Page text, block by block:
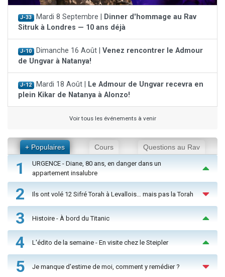
J-33 Mardi 8 Septembre |
Dinner d'hommage au Rav
Sitruk à Londres — 10 ans déjà
J-10 Dimanche 16 Août | Venez rencontrer le Admour
de Ungvar à Natanya!
J-12 Mardi 18 Août |
Le Admour de Ungvar recevra en
plein Kikar de Natanya à Alonzo!
Voir tous les événements à venir
+ Populaires Cours Questions au Rav
1
URGENCE - Diane, 80 ans, en danger dans un
appartement insalubre
2 Ils ont volé 12 Sifré Torah à Levallois… mais pas la Torah
3 Histoire - À bord du Titanic
4 L'édito de la semaine - En visite chez le Steipler
5 Je manque d'estime de moi, comment y remédier ?